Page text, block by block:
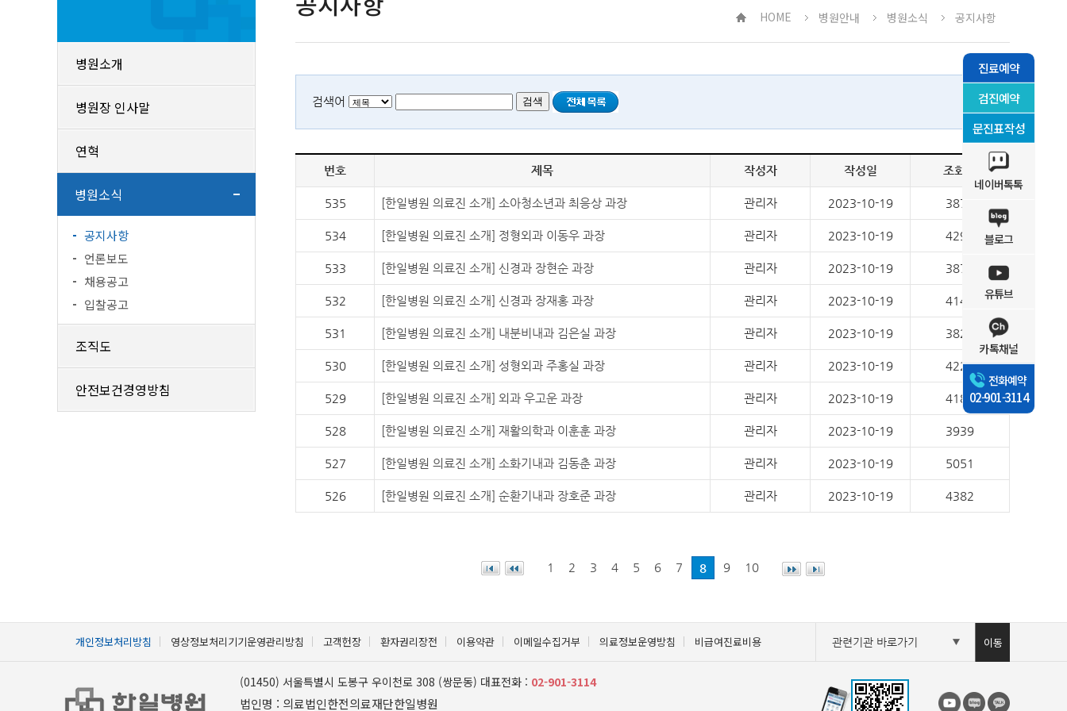
진료예약
검진예약
문진표작성
네이버톡톡
블로그
유튜브
카톡채널
전화예약
02-901-3114
병원소개
병원장 인사말
연혁
병원소식
공지사항
언론보도
채용공고
입찰공고
조직도
안전보건경영방침
HOME 병원안내 병원소식 공지사항
검색어
번호 제목 작성자 작성일 조회수
535 [한일병원 의료진 소개] 소아청소년과 최응상 과장 관리자 2023-10-19 3876
534 [한일병원 의료진 소개] 정형외과 이동우 과장 관리자 2023-10-19 4291
533 [한일병원 의료진 소개] 신경과 장현순 과장 관리자 2023-10-19 3876
532 [한일병원 의료진 소개] 신경과 장재홍 과장 관리자 2023-10-19 4140
531 [한일병원 의료진 소개] 내분비내과 김은실 과장 관리자 2023-10-19 3820
530 [한일병원 의료진 소개] 성형외과 주홍실 과장 관리자 2023-10-19 4220
529 [한일병원 의료진 소개] 외과 우고운 과장 관리자 2023-10-19 4180
528 [한일병원 의료진 소개] 재활의학과 이훈훈 과장 관리자 2023-10-19 3939
527 [한일병원 의료진 소개] 소화기내과 김동춘 과장 관리자 2023-10-19 5051
526 [한일병원 의료진 소개] 순환기내과 장호준 과장 관리자 2023-10-19 4382
1 2 3 4 5 6 7 8 9 10
개인정보처리방침 영상정보처리기기운영관리방침 고객헌장 환자권리장전 이용약관 이메일수집거부 의료정보운영방침 비급여진료비용
(01450) 서울특별시 도봉구 우이천로 308 (쌍문동) 대표전화 : 02-901-3114
법인명 : 의료법인한전의료재단한일병원
이동